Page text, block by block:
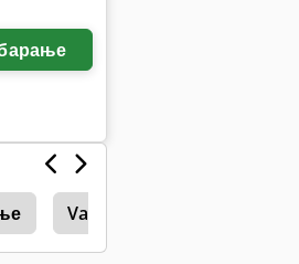
Vaderstad Carrier 650